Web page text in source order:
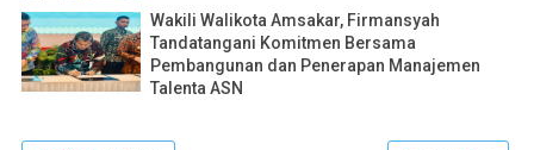
Wakili Walikota Amsakar, Firmansyah
Tandatangani Komitmen Bersama
Pembangunan dan Penerapan Manajemen
Talenta ASN